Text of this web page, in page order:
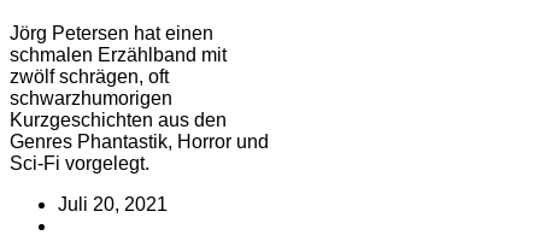
Jörg Petersen hat einen
schmalen Erzählband mit
zwölf schrägen, oft
schwarzhumorigen
Kurzgeschichten aus den
Genres Phantastik, Horror und
Sci-Fi vorgelegt.
Juli 20, 2021